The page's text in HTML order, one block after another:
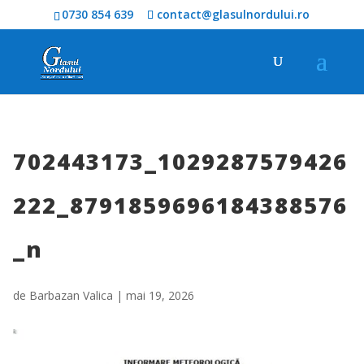
0730 854 639 contact@glasulnordului.ro
702443173_1029287579426
222_8791859696184388576
_n
de Barbazan Valica | mai 19, 2026